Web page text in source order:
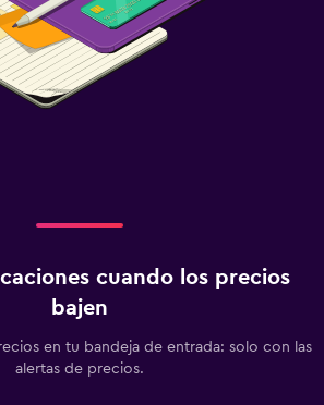
cuando los precios
bajen
en tu bandeja de entrada: solo con las
alertas de precios.